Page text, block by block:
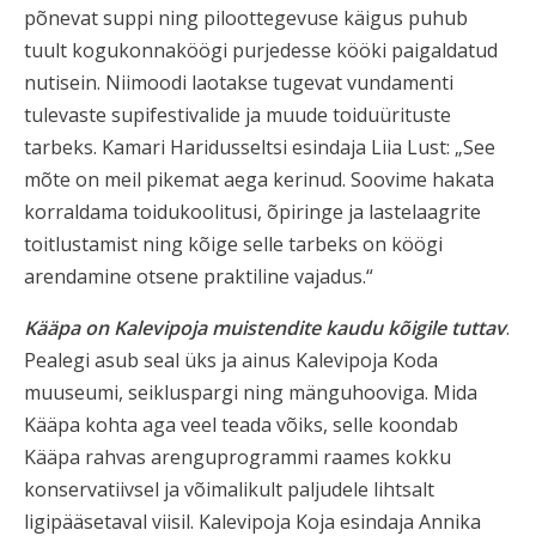
põnevat suppi ning piloottegevuse käigus puhub
tuult kogukonnaköögi purjedesse kööki paigaldatud
nutisein. Niimoodi laotakse tugevat vundamenti
tulevaste supifestivalide ja muude toiduürituste
tarbeks. Kamari Haridusseltsi esindaja Liia Lust: „See
mõte on meil pikemat aega kerinud. Soovime hakata
korraldama toidukoolitusi, õpiringe ja lastelaagrite
toitlustamist ning kõige selle tarbeks on köögi
arendamine otsene praktiline vajadus.“
Kääpa on Kalevipoja muistendite kaudu kõigile tuttav.
Pealegi asub seal üks ja ainus Kalevipoja Koda
muuseumi, seikluspargi ning mänguhooviga. Mida
Kääpa kohta aga veel teada võiks, selle koondab
Kääpa rahvas arenguprogrammi raames kokku
konservatiivsel ja võimalikult paljudele lihtsalt
ligipääsetaval viisil. Kalevipoja Koja esindaja Annika